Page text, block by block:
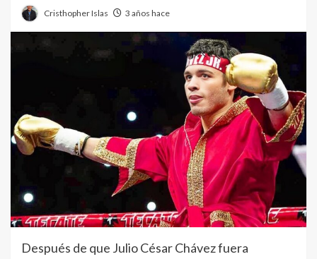
Cristhopher Islas 3 años hace
Después de que Julio César Chávez fuera